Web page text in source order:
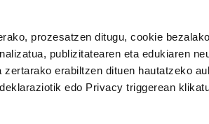
prozesatzen ditugu, cookie
publizitatearen eta edukiaren
erabiltzen dituen hautatzeko
edo Privacy triggerean